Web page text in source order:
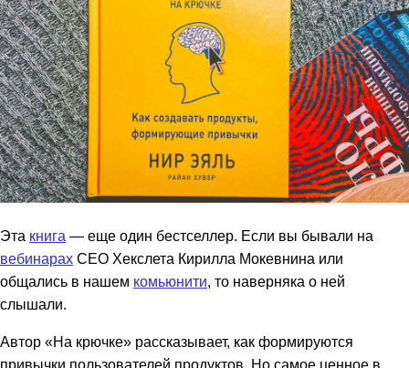
Эта книга — еще один бестселлер. Если вы бывали на
вебинарах СЕО Хекслета Кирилла Мокевнина или
общались в нашем комьюнити, то наверняка о ней
слышали.
Автор «На крючке» рассказывает, как формируются
привычки пользователей продуктов. Но самое ценное в